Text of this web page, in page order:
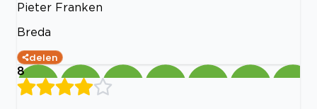
Pieter Franken
Breda
delen
8